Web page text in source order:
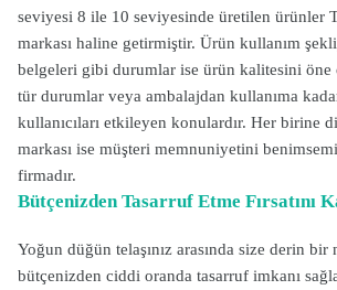
seviyesi 8 ile 10 seviyesinde üretilen ürünler
markası haline getirmiştir. Ürün kullanım
belgeleri gibi durumlar ise ürün kalitesini öne
tür durumlar veya ambalajdan kullanıma
kullanıcıları etkileyen konulardır. Her birine
markası ise müşteri memnuniyetini
firmadır.
Bütçenizden Tasarruf Etme Fırsatını
Yoğun düğün telaşınız arasında size derin bir
bütçenizden ciddi oranda tasarruf imkanı